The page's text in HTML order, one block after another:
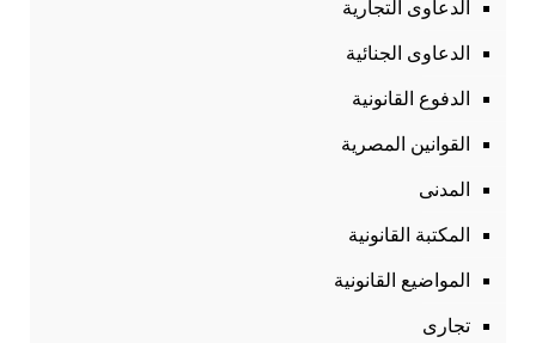
الدعاوى التجارية
الدعاوى الجنائية
الدفوع القانونية
القوانين المصرية
المدنى
المكتبة القانونية
المواضيع القانونية
تجارى